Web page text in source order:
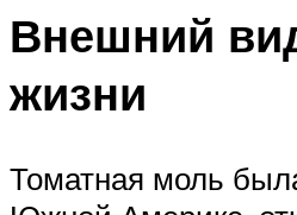
Внешний
жизни
Томатная моль